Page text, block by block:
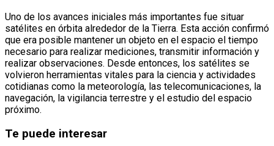
Uno de los avances iniciales más importantes fue situar
satélites en órbita alrededor de la Tierra. Esta acción confirmó
que era posible mantener un objeto en el espacio el tiempo
necesario para realizar mediciones, transmitir información y
realizar observaciones. Desde entonces, los satélites se
volvieron herramientas vitales para la ciencia y actividades
cotidianas como la meteorología, las telecomunicaciones, la
navegación, la vigilancia terrestre y el estudio del espacio
próximo.
Te puede interesar